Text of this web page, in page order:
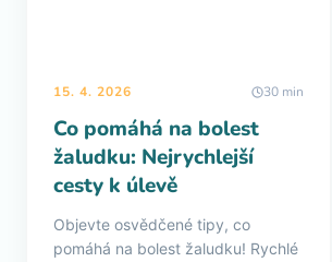
15. 4. 2026 30 min
Co pomáhá na bolest
žaludku: Nejrychlejší
cesty k úlevě
Objevte osvědčené tipy, co
pomáhá na bolest žaludku! Rychlé